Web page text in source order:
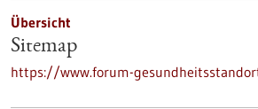
Übersicht
Sitemap
https://www.forum-